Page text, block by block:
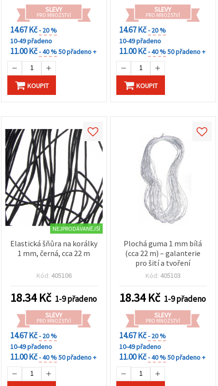
SLEVY
PRO MNOŽSTVÍ
14.67 Kč- 20 %
10-49 přadeno
11.00 Kč- 40 %50 přadeno +
KOUPIT
SLEVY
PRO MNOŽSTVÍ
14.67 Kč- 20 %
10-49 přadeno
11.00 Kč- 40 %50 přadeno +
KOUPIT
NEJPRODÁVANĚJŠÍ
Elastická šňůra na korálky
1 mm, černá, cca 22 m
Kód: 405106
18.34Kč 1-9 přadeno
SLEVY
PRO MNOŽSTVÍ
14.67 Kč- 20 %
10-49 přadeno
11.00 Kč- 40 %50 přadeno +
Plochá guma 1 mm bílá
(cca 22 m) – galanterie
pro šití a tvoření
Kód: 405103
18.34Kč 1-9 přadeno
SLEVY
PRO MNOŽSTVÍ
14.67 Kč- 20 %
10-49 přadeno
11.00 Kč- 40 %50 přadeno +